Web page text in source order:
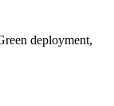
deployment,